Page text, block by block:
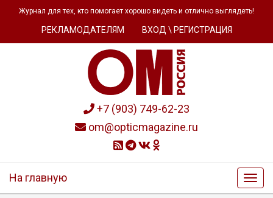
Журнал для тех, кто помогает хорошо видеть и отлично выглядеть!
РЕКЛАМОДАТЕЛЯМ ВХОД \ РЕГИСТРАЦИЯ
+7 (903) 749-62-23
om@opticmagazine.ru
На главную